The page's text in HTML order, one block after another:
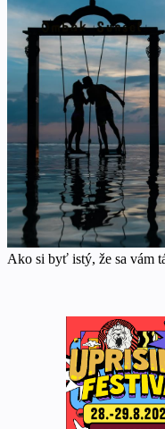
Ako si byť istý, že sa vám